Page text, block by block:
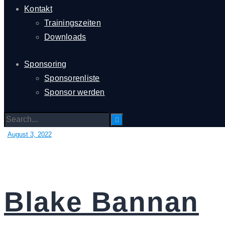
Kontakt
Trainingszeiten
Downloads
Sponsoring
Sponsorenliste
Sponsor werden
August 3, 2022
Blake Bannan